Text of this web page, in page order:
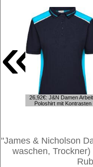
«
26,92€: J&N Damen
Poloshirt mit Kontrasten
"James & Nicholson
waschen,